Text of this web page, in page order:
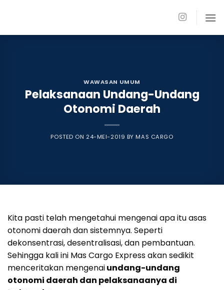
WAWASAN UMUM
Pelaksanaan Undang-Undang
Otonomi Daerah
POSTED ON 24-MEI-2019 BYMAS CARGO
Kita pasti telah mengetahui mengenai apa itu asas
otonomi daerah dan sistemnya. Seperti
dekonsentrasi, desentralisasi, dan pembantuan.
Sehingga kali ini Mas Cargo Express akan sedikit
menceritakan mengenaiundang-undang
otonomi daerah dan pelaksanaanya di